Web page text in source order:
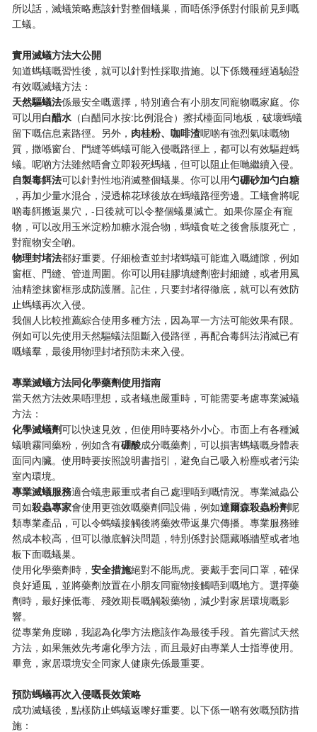
所以話，滅蟻策略應該針對整個蟻巢，而唔係淨係對付眼前見到嘅
工蟻。
​實用滅蟻方法大公開​
知道螞蟻嘅習性後，就可以針對性採取措施。以下係幾種經過驗證
有效嘅滅蟻方法：
​天然驅蟻法​​係最安全嘅選擇，特別適合有小朋友同寵物嘅家庭。你
可以用​​白醋水​ ​（白醋同水按:比例混合）擦拭檯面同地板，破壞螞蟻
留下嘅信息素路徑。另外，​ ​肉桂粉、咖啡渣​​呢啲有強烈氣味嘅物
質，撒喺窗台、門縫等螞蟻可能入侵嘅路徑上，都可以有效驅趕螞
蟻。呢啲方法雖然唔會立即殺死螞蟻，但可以阻止佢哋繼續入侵。
​自製毒餌法​​可以針對性地消滅整個蟻巢。你可以用​​勺硼砂加勺白糖​
，再加少量水混合，浸透棉花球後放在螞蟻路徑旁邊。工蟻會將呢
啲毒餌搬返巢穴，-日後就可以令整個蟻巢滅亡。如果你屋企有寵
物，可以改用玉米淀粉加糖水混合物，螞蟻食咗之後會脹腹死亡，
對寵物安全啲。
​物理封堵法​​都好重要。仔細檢查並封堵螞蟻可能進入嘅縫隙，例如
窗框、門縫、管道周圍。你可以用硅膠填縫劑密封細縫，或者用風
油精塗抹窗框形成防護層。記住，只要封堵得徹底，就可以有效防
止螞蟻再次入侵。
我個人比較推薦綜合使用多種方法，因為單一方法可能效果有限。
例如可以先使用天然驅蟻法阻斷入侵路徑，再配合毒餌法消滅已有
嘅蟻羣，最後用物理封堵預防未來入侵。
​專業滅蟻方法同化學藥劑使用指南​
當天然方法效果唔理想，或者蟻患嚴重時，可能需要考慮專業滅蟻
方法：
​化學滅蟻劑​​可以快速見效，但使用時要格外小心。市面上有各種滅
蟻噴霧同藥粉，例如含有​​硼酸​​成分嘅藥劑，可以損害螞蟻嘅身體表
面同內臟。使用時要按照說明書指引，避免自己吸入粉塵或者污染
室內環境。
​專業滅蟻服務​​適合蟻患嚴重或者自己處理唔到嘅情況。專業滅蟲公
司如​​殺蟲專家​​會使用更強效嘅藥劑同設備，例如​​達爾森殺蟲粉劑​​呢
類專業產品，可以令螞蟻接觸後將藥效帶返巢穴傳播。專業服務雖
然成本較高，但可以徹底解決問題，特別係對於隱藏喺牆壁或者地
板下面嘅蟻巢。
使用化學藥劑時，​​安全措施​​絕對不能馬虎。要戴手套同口罩，確保
良好通風，並將藥劑放置在小朋友同寵物接觸唔到嘅地方。選擇藥
劑時，最好揀低毒、殘效期長嘅觸殺藥物，減少對家居環境嘅影
響。
從專業角度睇，我認為化學方法應該作為最後手段。首先嘗試天然
方法，如果無效先考慮化學方法，而且最好由專業人士指導使用。
畢竟，家居環境安全同家人健康先係最重要。
​預防螞蟻再次入侵嘅長效策略​
成功滅蟻後，點樣防止螞蟻返嚟好重要。以下係一啲有效嘅預防措
施：